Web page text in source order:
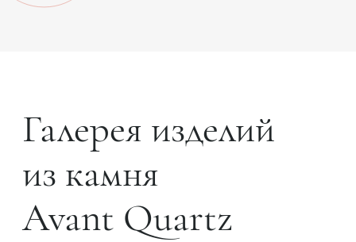
Галерея изделий
из камня
Avant Quartz